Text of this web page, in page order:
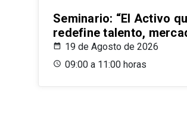
Seminario: “El Activo
redefine talento,
19 de Agosto de 2026
09:00 a 11:00 horas